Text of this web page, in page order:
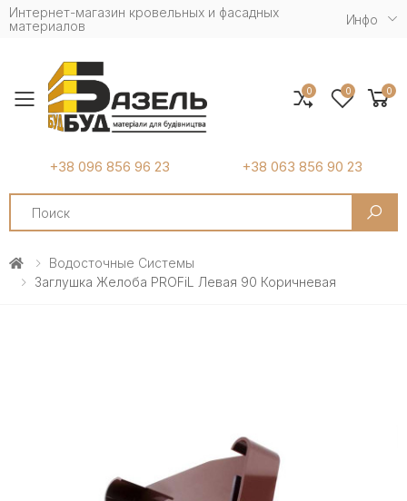
Интернет-магазин кровельных и фасадных
материалов
Инфо
Toggle mobile menu
+38 096 856 96 23 +38 063 856 90 23
Search
0 0 0
Водосточные Системы
Заглушка Желоба PROFiL Левая 90 Коричневая